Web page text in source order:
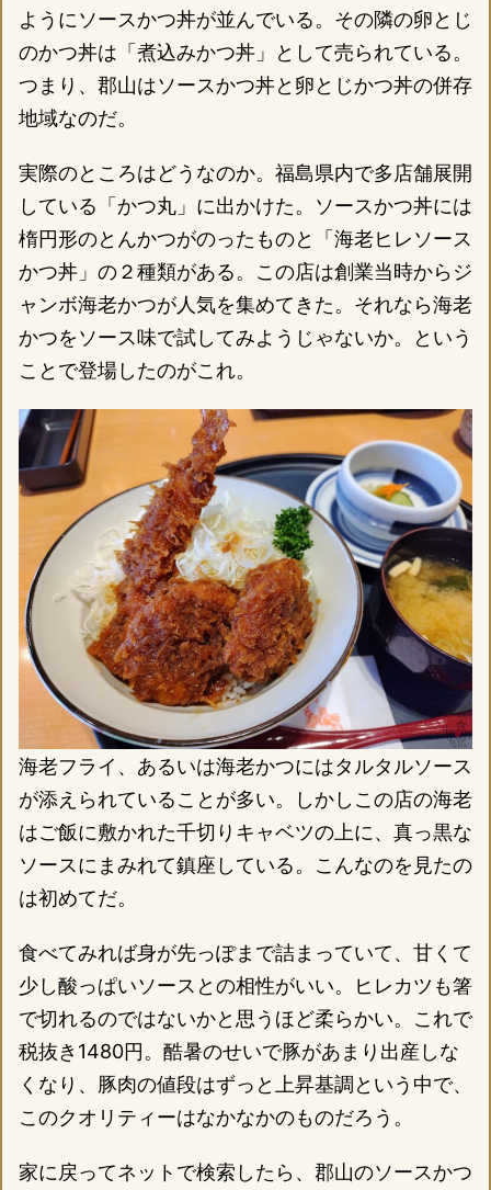
ようにソースかつ丼が並んでいる。その隣の卵とじ
のかつ丼は「煮込みかつ丼」として売られている。
つまり、郡山はソースかつ丼と卵とじかつ丼の併存
地域なのだ。
実際のところはどうなのか。福島県内で多店舗展開
している「かつ丸」に出かけた。ソースかつ丼には
楕円形のとんかつがのったものと「海老ヒレソース
かつ丼」の２種類がある。この店は創業当時からジ
ャンボ海老かつが人気を集めてきた。それなら海老
かつをソース味で試してみようじゃないか。という
ことで登場したのがこれ。
海老フライ、あるいは海老かつにはタルタルソース
が添えられていることが多い。しかしこの店の海老
はご飯に敷かれた千切りキャベツの上に、真っ黒な
ソースにまみれて鎮座している。こんなのを見たの
は初めてだ。
食べてみれば身が先っぽまで詰まっていて、甘くて
少し酸っぱいソースとの相性がいい。ヒレカツも箸
で切れるのではないかと思うほど柔らかい。これで
税抜き1480円。酷暑のせいで豚があまり出産しな
くなり、豚肉の値段はずっと上昇基調という中で、
このクオリティーはなかなかのものだろう。
家に戻ってネットで検索したら、郡山のソースかつ